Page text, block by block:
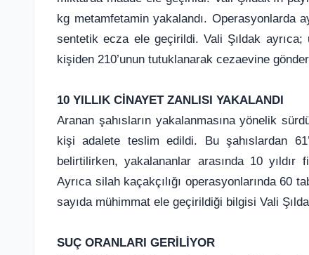
kg metamfetamin yakalandı. Operasyonlarda
sentetik ecza ele geçirildi. Vali Şıldak ayrıca;
kişiden 210’unun tutuklanarak cezaevine
10 YILLIK CİNAYET ZANLISI YAKALANDI
Aranan şahısların yakalanmasına yönelik
kişi adalete teslim edildi. Bu şahıslardan
belirtilirken, yakalananlar arasında 10 yıldır
Ayrıca silah kaçakçılığı operasyonlarında
sayıda mühimmat ele geçirildiği bilgisi Vali
SUÇ ORANLARI GERİLİYOR